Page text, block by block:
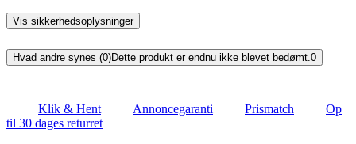
Vis sikkerhedsoplysninger
Hvad andre synes (0)Dette produkt er endnu ikke blevet bedømt.0
Klik & Hent Annoncegaranti Prismatch
Op
til 30 dages returret